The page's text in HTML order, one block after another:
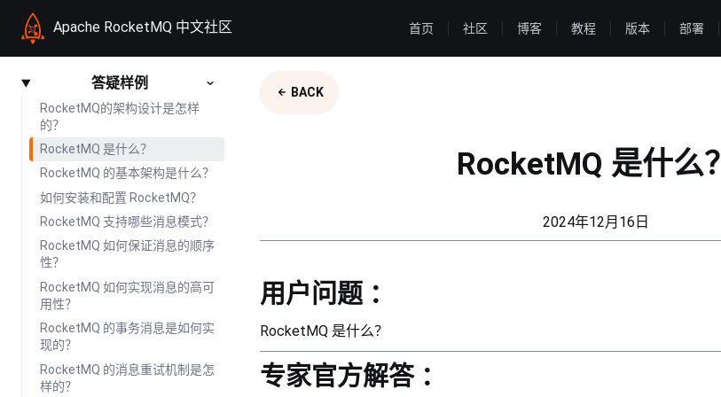
Apache RocketMQ 中文社区 首页 社区 博客 教程 版本 部署
答疑样例
RocketMQ的架构设计是怎样
的？
RocketMQ 是什么？
RocketMQ 的基本架构是什么？
如何安装和配置 RocketMQ？
RocketMQ 支持哪些消息模式？
RocketMQ 如何保证消息的顺序
性？
RocketMQ 如何实现消息的高可
用性？
RocketMQ 的事务消息是如何实
现的？
RocketMQ 的消息重试机制是怎
样的？
BACK
RocketMQ 是什么？
2024年12月16日
用户问题 ：
RocketMQ 是什么？
专家官方解答 ：